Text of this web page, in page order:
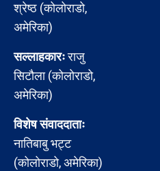
श्रेष्ठ (कोलोराडो,
अमेरिका)
सल्लाहकारःराजु
सिटौला (कोलोराडो,
अमेरिका)
विशेष संवाददाताः
नातिबाबु भट्ट
(कोलोराडो, अमेरिका)